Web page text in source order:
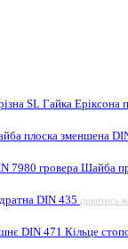
SLГайка Еріксона
плоска зменшена
7980 гровераШайба
DIN 435 дивитись
DIN 471 Кільце